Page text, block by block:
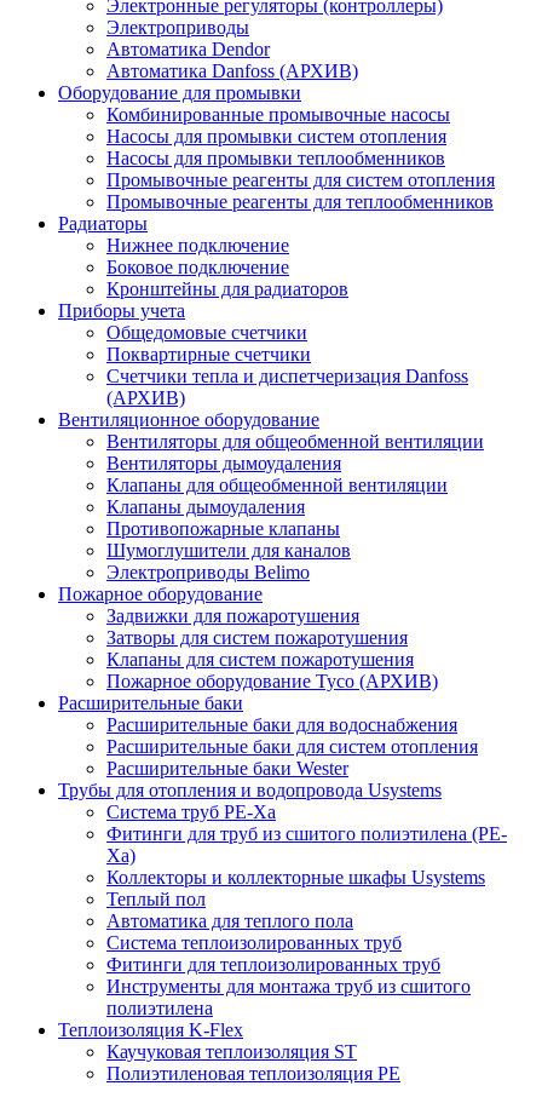
Электронные регуляторы (контроллеры)
Электроприводы
Автоматика Dendor
Автоматика Danfoss (АРХИВ)
Оборудование для промывки
Комбинированные промывочные насосы
Насосы для промывки систем отопления
Насосы для промывки теплообменников
Промывочные реагенты для систем отопления
Промывочные реагенты для теплообменников
Радиаторы
Нижнее подключение
Боковое подключение
Кронштейны для радиаторов
Приборы учета
Общедомовые счетчики
Поквартирные счетчики
Счетчики тепла и диспетчеризация Danfoss
(АРХИВ)
Вентиляционное оборудование
Вентиляторы для общеобменной вентиляции
Вентиляторы дымоудаления
Клапаны для общеобменной вентиляции
Клапаны дымоудаления
Противопожарные клапаны
Шумоглушители для каналов
Электроприводы Belimo
Пожарное оборудование
Задвижки для пожаротушения
Затворы для систем пожаротушения
Клапаны для систем пожаротушения
Пожарное оборудование Tyco (АРХИВ)
Расширительные баки
Расширительные баки для водоснабжения
Расширительные баки для систем отопления
Расширительные баки Wester
Трубы для отопления и водопровода Usystems
Система труб PE-Xa
Фитинги для труб из сшитого полиэтилена (PE-
Xa)
Коллекторы и коллекторные шкафы Usystems
Теплый пол
Автоматика для теплого пола
Система теплоизолированных труб
Фитинги для теплоизолированных труб
Инструменты для монтажа труб из сшитого
полиэтилена
Теплоизоляция K-Flex
Каучуковая теплоизоляция ST
Полиэтиленовая теплоизоляция PE